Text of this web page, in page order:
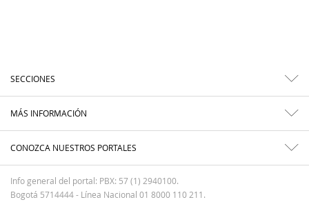
SECCIONES
MÁS INFORMACIÓN
CONOZCA NUESTROS PORTALES
Info general del portal: PBX: 57 (1) 2940100.
Bogotá 5714444 - Línea Nacional 01 8000 110 211.